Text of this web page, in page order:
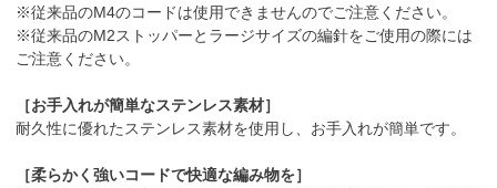
※従来品のM4のコードは使用できませんのでご注意ください。
※従来品のM2ストッパーとラージサイズの編針をご使用の際には
ご注意ください。
［お手入れが簡単なステンレス素材］
耐久性に優れたステンレス素材を使用し、お手入れが簡単です。
［柔らかく強いコードで快適な編み物を］